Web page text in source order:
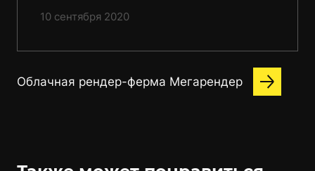
10 сентября 2020
Облачная рендер-ферма Мегарендер